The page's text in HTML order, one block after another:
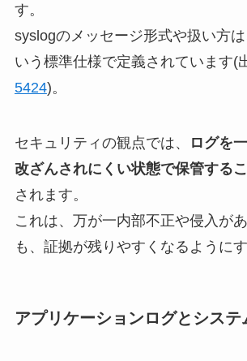
す。
syslogのメッセージ形式や扱い方
いう標準仕様で定義されています(
5424)。
セキュリティの観点では、
ログを
改ざんされにくい状態で保管する
されます。
これは、万が一内部不正や侵入が
も、証拠が残りやすくなるように
アプリケーションログとシステ